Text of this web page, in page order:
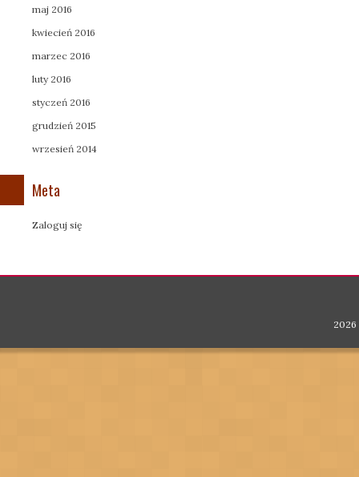
maj 2016
kwiecień 2016
marzec 2016
luty 2016
styczeń 2016
grudzień 2015
wrzesień 2014
Meta
Zaloguj się
2026